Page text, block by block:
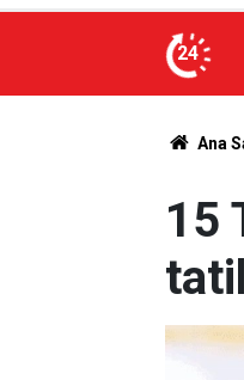
24
İşte Sorgulama Ekranı ve
Ana
15